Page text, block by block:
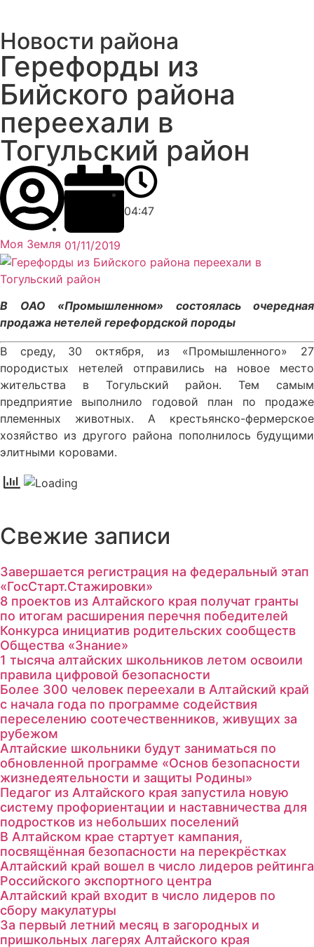
Новости района
Герефорды из
Бийского района
переехали в
Тогульский район
Моя Земля 01/11/2019
04:47
В ОАО «Промышленном» состоялась очередная
продажа нетелей герефордской породы
В среду, 30 октября, из «Промышленного» 27
породистых нетелей отправились на новое место
жительства в Тогульский район. Тем самым
предприятие выполнило годовой план по продаже
племенных животных. А крестьянско-фермерское
хозяйство из другого района пополнилось будущими
элитными коровами.
Свежие записи
Завершается регистрация на федеральный этап
«ГосСтарт.Стажировки»
8 проектов из Алтайского края получат гранты
по итогам расширения перечня победителей
Конкурса инициатив родительских сообществ
Общества «Знание»
1 тысяча алтайских школьников летом освоили
правила цифровой безопасности
Более 300 человек переехали в Алтайский край
с начала года по программе содействия
переселению соотечественников, живущих за
рубежом
Алтайские школьники будут заниматься по
обновленной программе «Основ безопасности
жизнедеятельности и защиты Родины»
Педагог из Алтайского края запустила новую
систему профориентации и наставничества для
подростков из небольших поселений
В Алтайском крае стартует кампания,
посвящённая безопасности на перекрёстках
Алтайский край вошел в число лидеров рейтинга
Российского экспортного центра
Алтайский край входит в число лидеров по
сбору макулатуры
За первый летний месяц в загородных и
пришкольных лагерях Алтайского края